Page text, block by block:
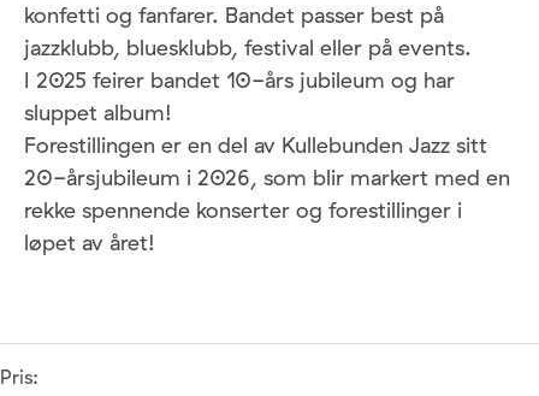
konfetti og fanfarer. Bandet passer best på
jazzklubb, bluesklubb, festival eller på events.
I 2025 feirer bandet 10-års jubileum og har
sluppet album!
Forestillingen er en del av Kullebunden Jazz sitt
20-årsjubileum i 2026, som blir markert med en
rekke spennende konserter og forestillinger i
løpet av året!
Pris: